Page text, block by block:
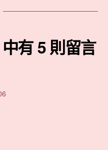
有 5 則留言